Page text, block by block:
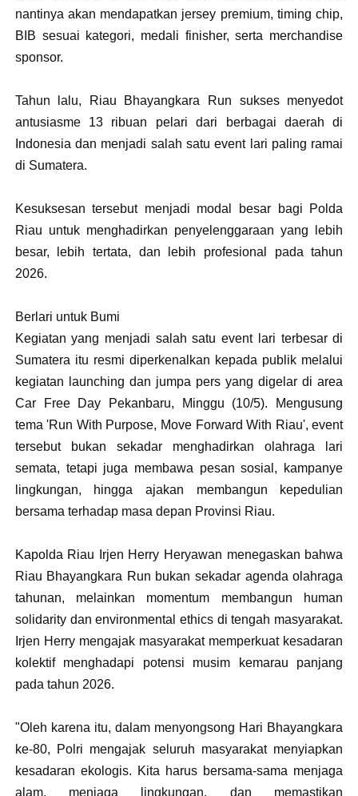
nantinya akan mendapatkan jersey premium, timing chip,
BIB sesuai kategori, medali finisher, serta merchandise
sponsor.
Tahun lalu, Riau Bhayangkara Run sukses menyedot
antusiasme 13 ribuan pelari dari berbagai daerah di
Indonesia dan menjadi salah satu event lari paling ramai
di Sumatera.
Kesuksesan tersebut menjadi modal besar bagi Polda
Riau untuk menghadirkan penyelenggaraan yang lebih
besar, lebih tertata, dan lebih profesional pada tahun
2026.
Berlari untuk Bumi
Kegiatan yang menjadi salah satu event lari terbesar di
Sumatera itu resmi diperkenalkan kepada publik melalui
kegiatan launching dan jumpa pers yang digelar di area
Car Free Day Pekanbaru, Minggu (10/5). Mengusung
tema 'Run With Purpose, Move Forward With Riau', event
tersebut bukan sekadar menghadirkan olahraga lari
semata, tetapi juga membawa pesan sosial, kampanye
lingkungan, hingga ajakan membangun kepedulian
bersama terhadap masa depan Provinsi Riau.
Kapolda Riau Irjen Herry Heryawan menegaskan bahwa
Riau Bhayangkara Run bukan sekadar agenda olahraga
tahunan, melainkan momentum membangun human
solidarity dan environmental ethics di tengah masyarakat.
Irjen Herry mengajak masyarakat memperkuat kesadaran
kolektif menghadapi potensi musim kemarau panjang
pada tahun 2026.
"Oleh karena itu, dalam menyongsong Hari Bhayangkara
ke-80, Polri mengajak seluruh masyarakat menyiapkan
kesadaran ekologis. Kita harus bersama-sama menjaga
alam, menjaga lingkungan, dan memastikan